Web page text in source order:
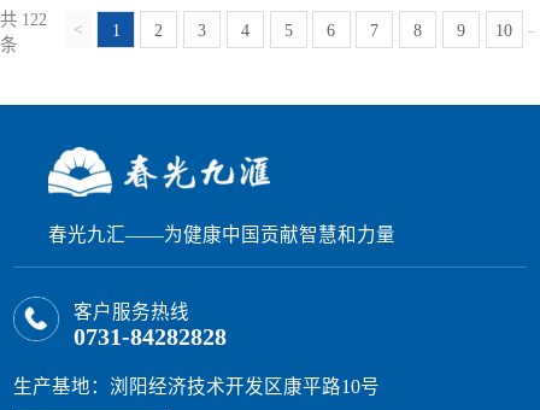
共 122
条
1 2 3 4 5 6 7 8 9 10 ...
春光九汇——为健康中国贡献智慧和力量
客户服务热线
0731-84282828
生产基地：浏阳经济技术开发区康平路10号